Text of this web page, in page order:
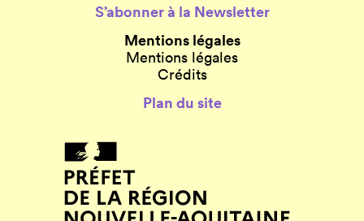
S’abonner à la Newsletter
Mentions légales
Mentions légales
Crédits
Plan du site